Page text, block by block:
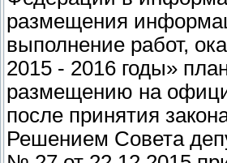
размещения
выполнение работ,
2015 - 2016 годы»
размещению на
после принятия
Решением Совета